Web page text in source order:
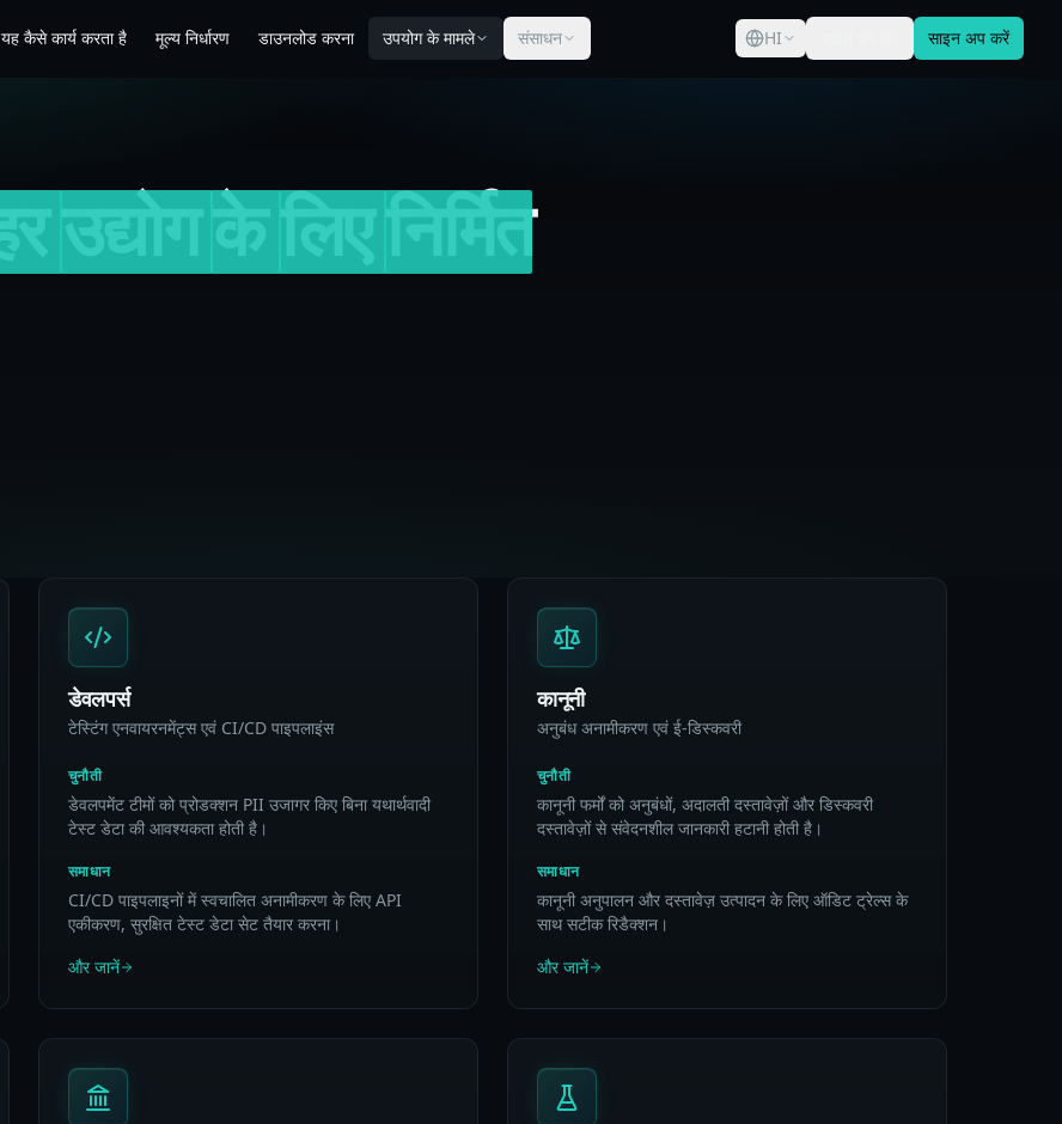
यह कैसे कार्य करता है मूल्य निर्धारण डाउनलोड करना उपयोग के मामले संसाधन HI साइन अप करें
निर्मित
डेवलपर्स
टेस्टिंग एनवायरनमेंट्स एवं CI/CD पाइपलाइंस
चुनौती
डेवलपमेंट टीमों को प्रोडक्शन PII उजागर किए बिना यथार्थवादी
टेस्ट डेटा की आवश्यकता होती है।
समाधान
CI/CD पाइपलाइनों में स्वचालित अनामीकरण के लिए API
एकीकरण, सुरक्षित टेस्ट डेटा सेट तैयार करना।
और जानें
कानूनी
अनुबंध अनामीकरण एवं ई-डिस्कवरी
चुनौती
कानूनी फर्मों को अनुबंधों, अदालती दस्तावेज़ों और डिस्कवरी
दस्तावेज़ों से संवेदनशील जानकारी हटानी होती है।
समाधान
कानूनी अनुपालन और दस्तावेज़ उत्पादन के लिए ऑडिट ट्रेल्स के
साथ सटीक रिडैक्शन।
और जानें